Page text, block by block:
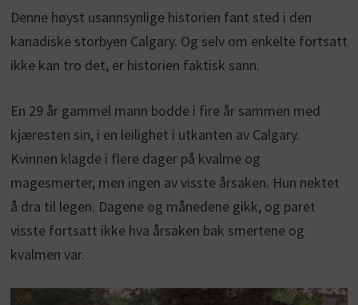
Denne høyst usannsynlige historien fant sted i den
kanadiske storbyen Calgary. Og selv om enkelte fortsatt
ikke kan tro det, er historien faktisk sann.
En 29 år gammel mann bodde i fire år sammen med
kjæresten sin, i en leilighet i utkanten av Calgary.
Kvinnen klagde i flere dager på kvalme og
magesmerter, men ingen av visste årsaken. Hun nektet
å dra til legen. Dagene og månedene gikk, og paret
visste fortsatt ikke hva årsaken bak smertene og
kvalmen var.